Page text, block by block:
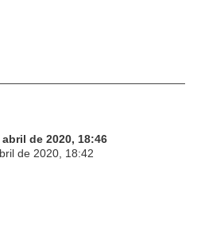
abril de 2020, 18:46
de 2020, 18:42